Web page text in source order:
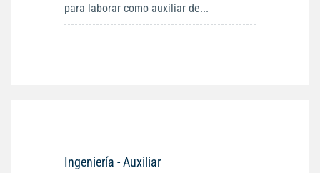
para laborar como auxiliar de...
Ingeniería - Auxiliar